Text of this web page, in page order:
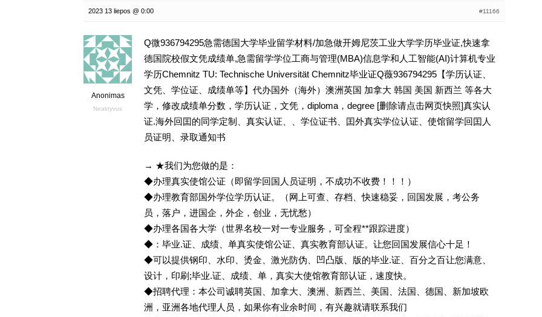
2023 13 liepos @ 0:00 #11166
Anonimas
Neaktyvus
Q微936794295急需德国大学毕业留学材料/加急做开姆尼茨工业大学学历毕业证,快速拿
德国院校假文凭成绩单,急需留学学位工商与管理(MBA)信息学和人工智能(AI)计算机专业
学历Chemnitz TU: Technische Universität Chemnitz毕业证Q薇936794295【学历认证、
文凭、学位证、成绩单等】代办国外（海外）澳洲英国 加拿大 韩国 美国 新西兰 等各大
学，修改成绩单分数，学历认证，文凭，diploma，degree [删除请点击网页快照]真实认
证.海外回囯的同学定制、真实认证、、学位证书、囯外真实学位认证、使馆留学回囯人
员证明、录取通知书
→ ★我们为您做的是：
◆办理真实使馆公证（即留学回国人员证明，不成功不收费！！！）
◆办理教育部国外学位学历认证。（网上可查、存档、快速稳妥，回国发展，考公务
员，落户，进国企，外企，创业，无忧愁）
◆办理各国各大学（世界名校一对一专业服务，可全程**跟踪进度）
◆：毕业.证、成绩、单真实使馆公证、真实教育部认证。让您回国发展信心十足！
◆可以提供钢印、水印、烫金、激光防伪、凹凸版、版的毕业.证、百分之百让您满意、
设计，印刷;毕业.证、成绩、单，真实大使馆教育部认证，速度快。
◆招聘代理：本公司诚聘英国、加拿大、澳洲、新西兰、美国、法国、德国、新加坡欧
洲，亚洲各地代理人员，如果你有业余时间，有兴趣就请联系我们